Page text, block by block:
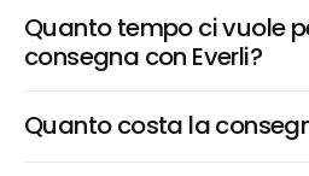
Quanto tempo ci vuole
consegna con Everli?
Quanto costa la